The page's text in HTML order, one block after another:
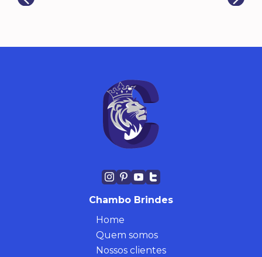
Chambo Brindes
Home
Quem somos
Nossos clientes